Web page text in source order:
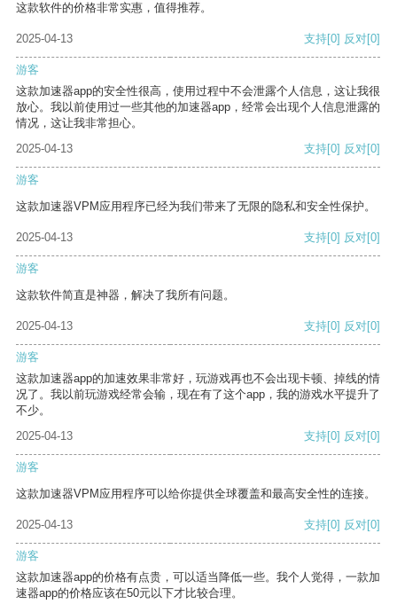
这款软件的价格非常实惠，值得推荐。
2025-04-13 支持[0] 反对[0]
游客
这款加速器app的安全性很高，使用过程中不会泄露个人信息，这让我很
放心。我以前使用过一些其他的加速器app，经常会出现个人信息泄露的
情况，这让我非常担心。
2025-04-13
支持[0] 反对[0]
游客
这款加速器VPM应用程序已经为我们带来了无限的隐私和安全性保护。
2025-04-13 支持[0] 反对[0]
游客
这款软件简直是神器，解决了我所有问题。
2025-04-13 支持[0] 反对[0]
游客
这款加速器app的加速效果非常好，玩游戏再也不会出现卡顿、掉线的情
况了。我以前玩游戏经常会输，现在有了这个app，我的游戏水平提升了
不少。
2025-04-13
支持[0] 反对[0]
游客
这款加速器VPM应用程序可以给你提供全球覆盖和最高安全性的连接。
2025-04-13 支持[0] 反对[0]
游客
这款加速器app的价格有点贵，可以适当降低一些。我个人觉得，一款加
速器app的价格应该在50元以下才比较合理。